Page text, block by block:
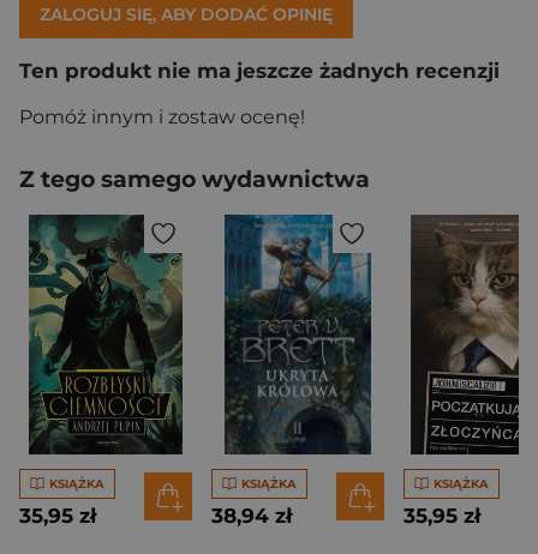
ZALOGUJ SIĘ, ABY DODAĆ OPINIĘ
Ten produkt nie ma jeszcze żadnych recenzji
Pomóż innym i zostaw ocenę!
Z tego samego wydawnictwa
KSIĄŻKA
35,95 zł
KSIĄŻKA
38,94 zł
KSIĄŻKA
35,95 zł